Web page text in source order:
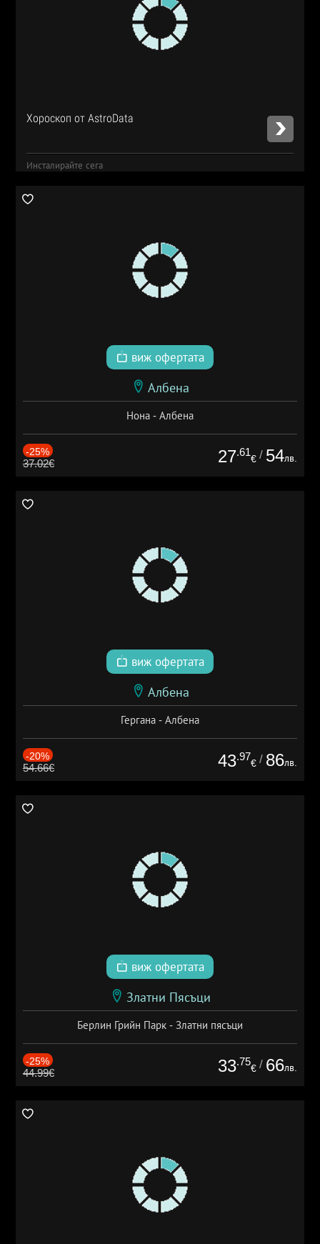
Хороскоп от AstroData
Инсталирайте сега
виж офертата
Албена
Нона - Албена
-25%
37.02€ 27.61
€ / 54лв.
виж офертата
Албена
Гергана - Албена
-20%
54.66€ 43.97
€ / 86лв.
виж офертата
Златни Пясъци
Берлин Грийн Парк - Златни пясъци
-25%
44.99€ 33.75
€ / 66лв.